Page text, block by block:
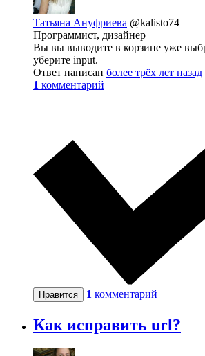
Татьяна Ануфриева @kalisto74
Программист, дизайнер
Вы вы выводите в корзине уже
уберите input.
Ответ написан более трёх лет назад
1 комментарий
Нравится 1 комментарий
Как исправить url?